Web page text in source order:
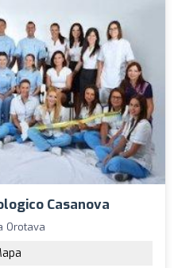
Casanova
Orotava